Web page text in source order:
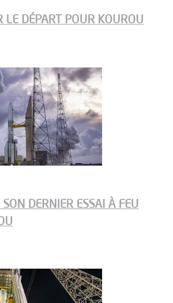
DÉPART POUR KOUROU
DERNIER ESSAI À FEU